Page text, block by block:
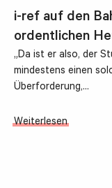
i-ref auf den
ordentlichen
„Da ist er also, der
mindestens einen
Überforderung,…
Weiterlesen